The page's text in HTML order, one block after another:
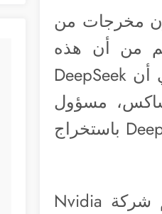
مخرجات من
من أن هذه
الممارسة شائعة في تطوير الذكاء الاصطناعي، إلا أن OpenAI تدعي أن DeepSeek
ساكس، مسؤول
الذكاء الاصطناعي في البيت الأبيض، وجود أدلة قوية على قيام DeepSeek باستخراج
وقد كان لهذا الجدل تأثير كبير على السوق، حيث انخفضت أسهم شركة Nvidia